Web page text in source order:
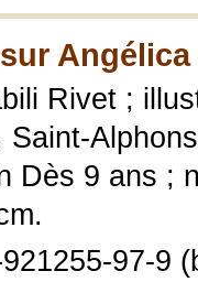
Angélica
Rivet ;
Saint-
Dès 9 ans ;
97-9